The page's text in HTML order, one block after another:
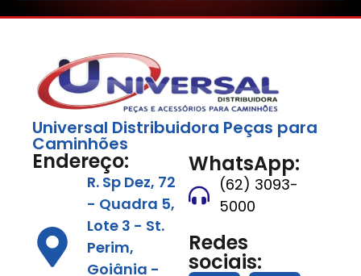
Universal Distribuidora Peças para
Caminhões
Endereço:
R. Sp Dez, 72
- Quadra 5,
Lote 3 - St.
Perim,
Goiânia -
WhatsApp:
(62) 3093-
5000
Redes
sociais: